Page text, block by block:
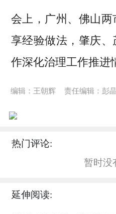
会上，广州、佛山
享经验做法，肇庆、
作深化治理工作推进
编辑：王朝辉 责任编辑：彭晶
热门评论:
暂时没
延伸阅读: